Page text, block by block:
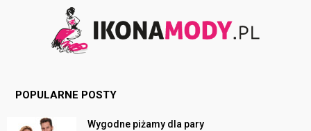
POPULARNE POSTY
Wygodne piżamy dla pary